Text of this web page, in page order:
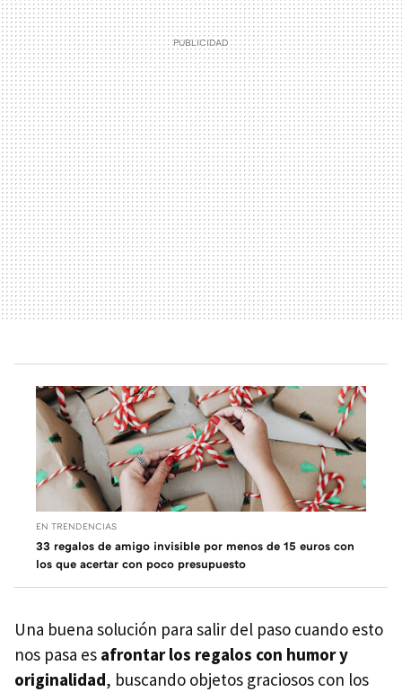
EN TRENDENCIAS
33 regalos de amigo invisible por menos de 15 euros con
los que acertar con poco presupuesto
Una buena solución para salir del paso cuando esto
nos pasa es afrontar los regalos con humor y
originalidad, buscando objetos graciosos con los